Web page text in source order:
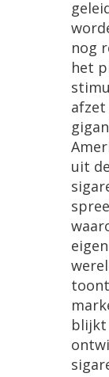
nog
het
afzet
uit de
eigen
toont
blijkt